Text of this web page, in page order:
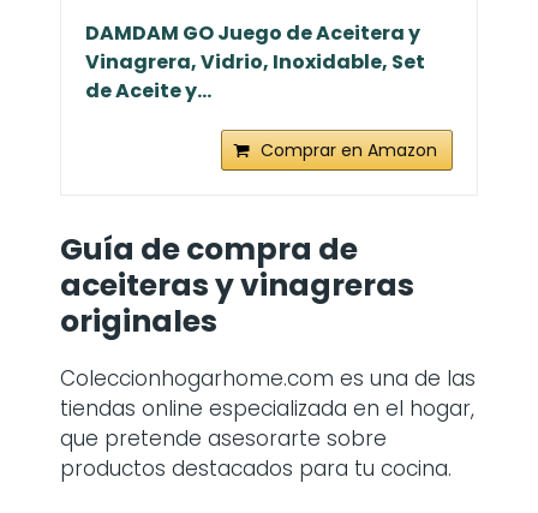
DAMDAM GO Juego de Aceitera y
Vinagrera, Vidrio, Inoxidable, Set
de Aceite y...
Comprar en Amazon
Guía de compra de
aceiteras y vinagreras
originales
Coleccionhogarhome.com es una de las
tiendas online especializada en el hogar,
que pretende asesorarte sobre
productos destacados para tu cocina.